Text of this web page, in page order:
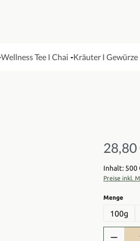
Wellness Tee I Chai Kräuter I Gewürze
Regulärer
28,80
Inhalt: 500
Preise inkl.
Menge
100g
Produkt